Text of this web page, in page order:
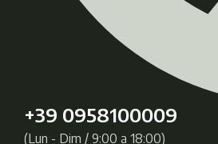
+39 0958100009
(Lun - Dim / 9:00 a 18:00)